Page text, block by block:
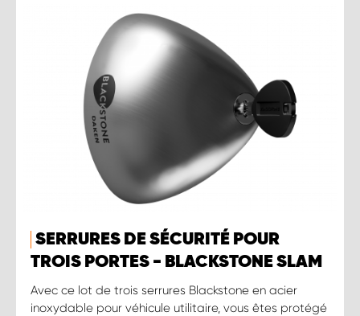
SERRURES DE SÉCURITÉ POUR
TROIS PORTES - BLACKSTONE SLAM
Avec ce lot de trois serrures Blackstone en acier
inoxydable pour véhicule utilitaire, vous êtes protégé